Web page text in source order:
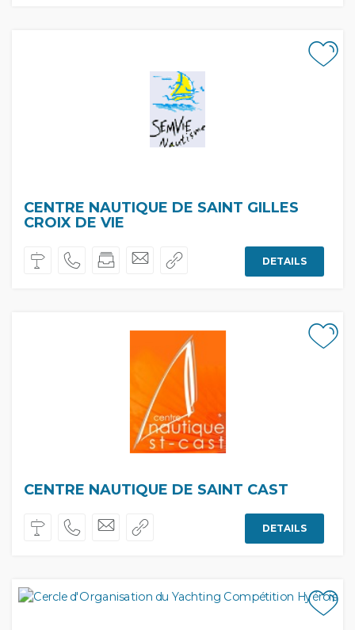
CENTRE NAUTIQUE DE SAINT GILLES
CROIX DE VIE
DETAILS
CENTRE NAUTIQUE DE SAINT CAST
DETAILS